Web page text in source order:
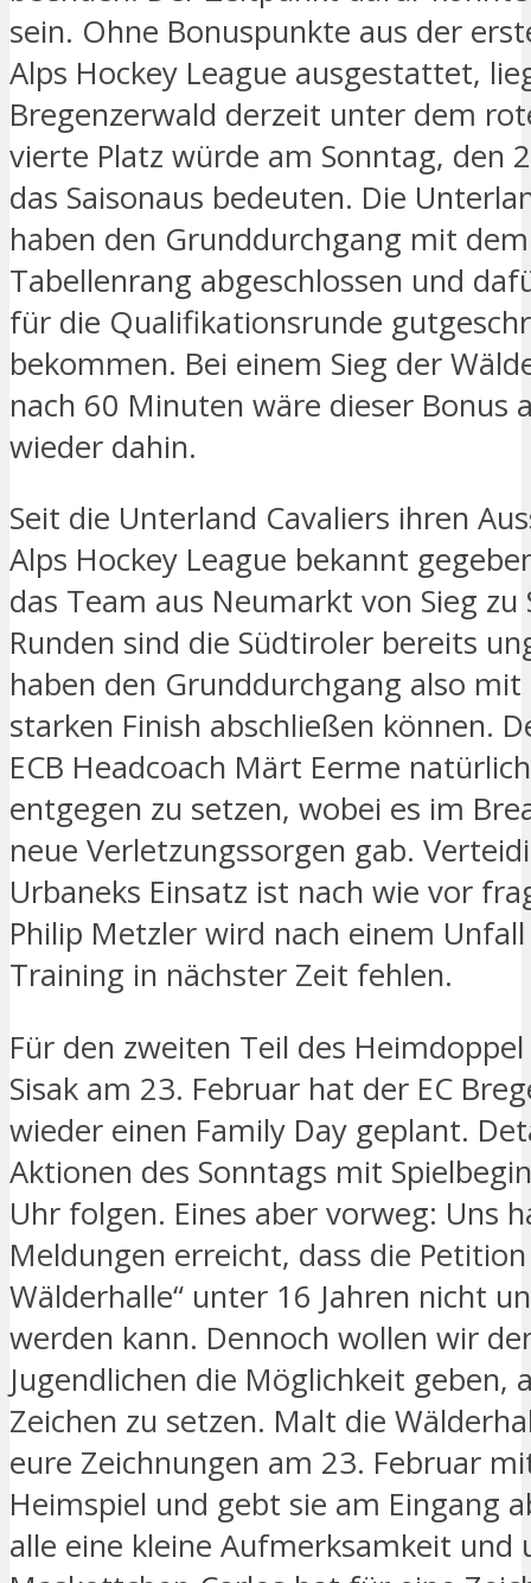
sein. Ohne Bonuspunkte aus der
Alps Hockey League ausgestattet,
Bregenzerwald derzeit unter dem
vierte Platz würde am Sonntag, den
das Saisonaus bedeuten. Die
haben den Grunddurchgang mit
Tabellenrang abgeschlossen und
für die Qualifikationsrunde
bekommen. Bei einem Sieg der
nach 60 Minuten wäre dieser Bonus
wieder dahin.
Seit die Unterland Cavaliers ihren
Alps Hockey League bekannt
das Team aus Neumarkt von Sieg zu
Runden sind die Südtiroler bereits
haben den Grunddurchgang also
starken Finish abschließen können.
ECB Headcoach Märt Eerme
entgegen zu setzen, wobei es im
neue Verletzungssorgen gab.
Urbaneks Einsatz ist nach wie vor
Philip Metzler wird nach einem
Training in nächster Zeit fehlen.
Für den zweiten Teil des
Sisak am 23. Februar hat der EC
wieder einen Family Day geplant.
Aktionen des Sonntags mit
Uhr folgen. Eines aber vorweg: Uns
Meldungen erreicht, dass die Petition
Wälderhalle“ unter 16 Jahren nicht
werden kann. Dennoch wollen wir
Jugendlichen die Möglichkeit geben,
Zeichen zu setzen. Malt die
eure Zeichnungen am 23. Februar
Heimspiel und gebt sie am Eingang
alle eine kleine Aufmerksamkeit und